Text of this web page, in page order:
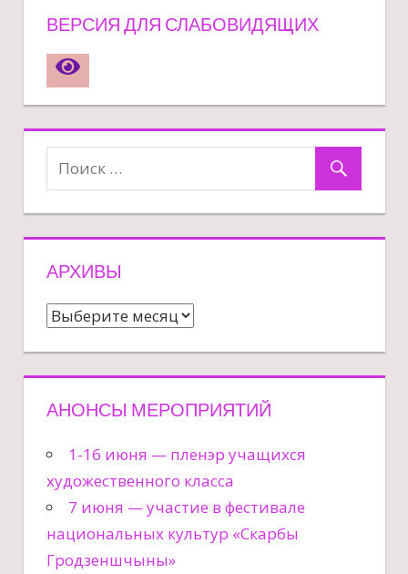
ВЕРСИЯ ДЛЯ СЛАБОВИДЯЩИХ
АРХИВЫ
Архивы
АНОНСЫ МЕРОПРИЯТИЙ
1-16 июня — пленэр учащихся
художественного класса
7 июня — участие в фестивале
национальных культур «Скарбы
Гродзеншчыны»